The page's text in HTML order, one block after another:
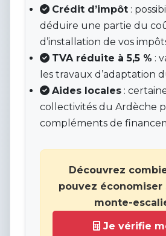
Crédit d’impôt :
déduire une partie du
d’installation de vos
TVA réduite à 5,5 % :
les travaux d’adaptation
Aides locales :
collectivités du Ardèche
compléments de
Découvrez
pouvez économiser
monte-
Je vérifie